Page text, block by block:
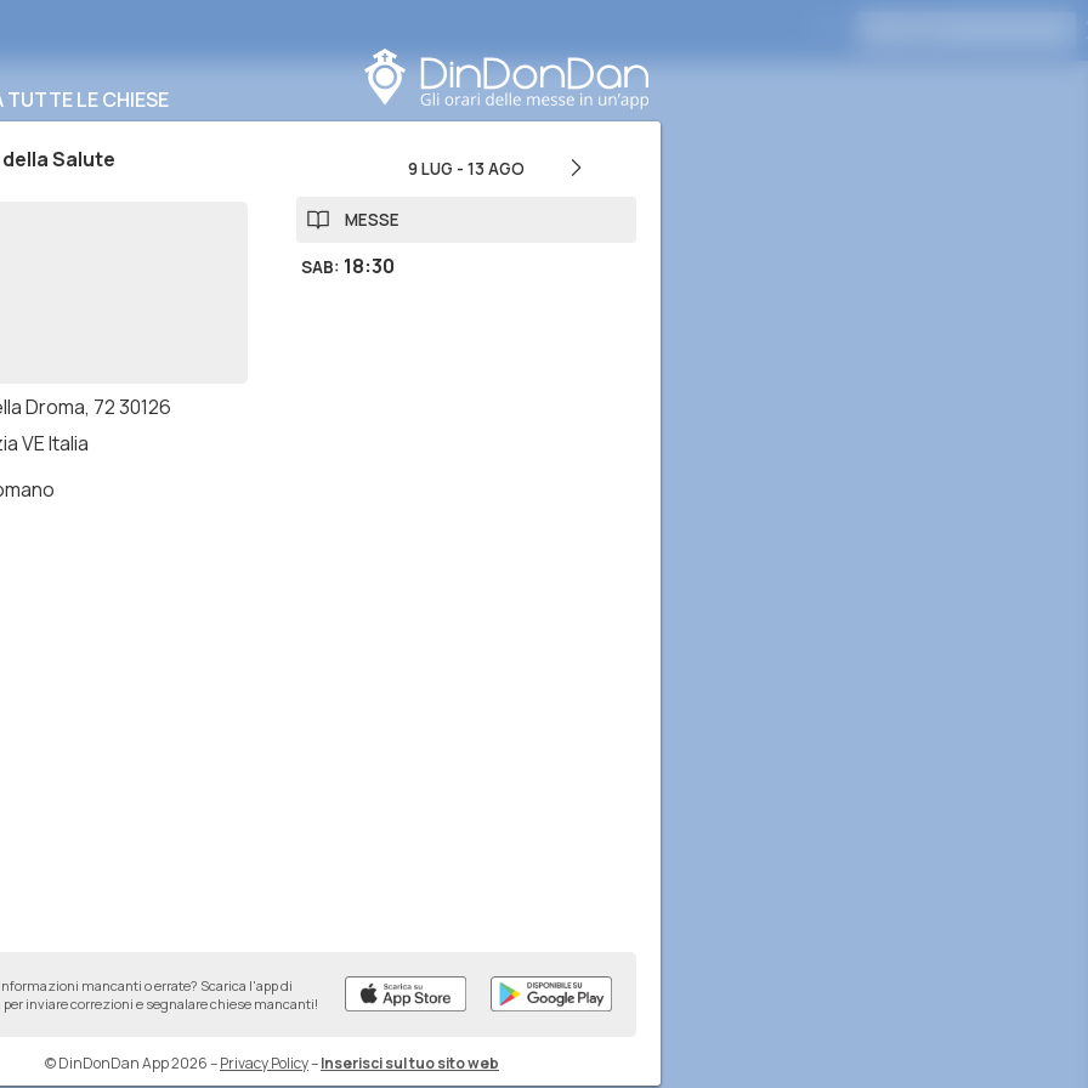
LE CHIESE
Salute
Droma, 72 30126
VE Italia
9 LUG - 13 AGO
MESSE
SAB: 18:30
mancanti o errate? Scarica l'app di
per inviare correzioni e segnalare chiese mancanti!
© DinDonDan App 2026–Privacy Policy–Inserisci sul tuo sito web